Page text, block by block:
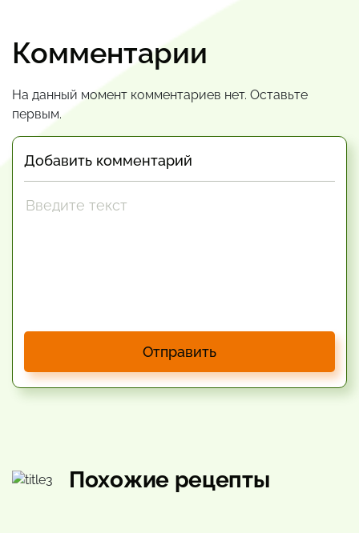
Комментарии
На данный момент комментариев нет. Оставьте
первым.
Добавить комментарий
Отправить
Похожие рецепты